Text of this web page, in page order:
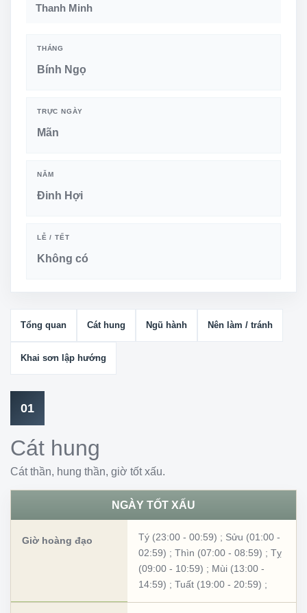
Thanh Minh
THÁNG
Bính Ngọ
TRỰC NGÀY
Mãn
NĂM
Đinh Hợi
LỄ / TẾT
Không có
Tổng quan Cát hung Ngũ hành Nên làm / tránh
Khai sơn lập hướng
01
Cát hung
Cát thần, hung thần, giờ tốt xấu.
NGÀY TỐT XẤU
Giờ hoàng đạo Tý (23:00 - 00:59) ; Sửu (01:00 -
02:59) ; Thìn (07:00 - 08:59) ; Tỵ
(09:00 - 10:59) ; Mùi (13:00 -
14:59) ; Tuất (19:00 - 20:59) ;